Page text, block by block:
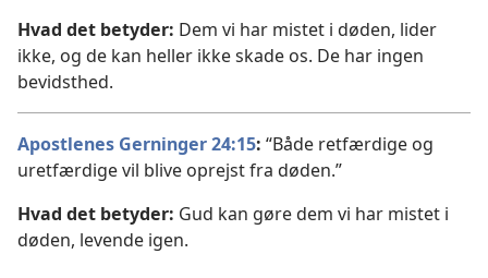
Hvad det betyder: Dem vi har mistet i døden, lider
ikke, og de kan heller ikke skade os. De har ingen
bevidsthed.
Apostlenes Gerninger 24:15: “Både retfærdige og
uretfærdige vil blive oprejst fra døden.”
Hvad det betyder: Gud kan gøre dem vi har mistet i
døden, levende igen.